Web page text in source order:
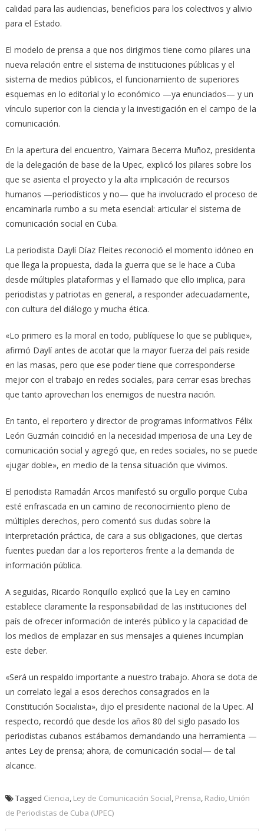
calidad para las audiencias, beneficios para los colectivos y alivio
para el Estado.
El modelo de prensa a que nos dirigimos tiene como pilares una
nueva relación entre el sistema de instituciones públicas y el
sistema de medios públicos, el funcionamiento de superiores
esquemas en lo editorial y lo económico —ya enunciados— y un
vínculo superior con la ciencia y la investigación en el campo de la
comunicación.
En la apertura del encuentro, Yaimara Becerra Muñoz, presidenta
de la delegación de base de la Upec, explicó los pilares sobre los
que se asienta el proyecto y la alta implicación de recursos
humanos —periodísticos y no— que ha involucrado el proceso de
encaminarla rumbo a su meta esencial: articular el sistema de
comunicación social en Cuba.
La periodista Daylí Díaz Fleites reconoció el momento idóneo en
que llega la propuesta, dada la guerra que se le hace a Cuba
desde múltiples plataformas y el llamado que ello implica, para
periodistas y patriotas en general, a responder adecuadamente,
con cultura del diálogo y mucha ética.
«Lo primero es la moral en todo, publíquese lo que se publique»,
afirmó Daylí antes de acotar que la mayor fuerza del país reside
en las masas, pero que ese poder tiene que corresponderse
mejor con el trabajo en redes sociales, para cerrar esas brechas
que tanto aprovechan los enemigos de nuestra nación.
En tanto, el reportero y director de programas informativos Félix
León Guzmán coincidió en la necesidad imperiosa de una Ley de
comunicación social y agregó que, en redes sociales, no se puede
«jugar doble», en medio de la tensa situación que vivimos.
El periodista Ramadán Arcos manifestó su orgullo porque Cuba
esté enfrascada en un camino de reconocimiento pleno de
múltiples derechos, pero comentó sus dudas sobre la
interpretación práctica, de cara a sus obligaciones, que ciertas
fuentes puedan dar a los reporteros frente a la demanda de
información pública.
A seguidas, Ricardo Ronquillo explicó que la Ley en camino
establece claramente la responsabilidad de las instituciones del
país de ofrecer información de interés público y la capacidad de
los medios de emplazar en sus mensajes a quienes incumplan
este deber.
«Será un respaldo importante a nuestro trabajo. Ahora se dota de
un correlato legal a esos derechos consagrados en la
Constitución Socialista», dijo el presidente nacional de la Upec. Al
respecto, recordó que desde los años 80 del siglo pasado los
periodistas cubanos estábamos demandando una herramienta —
antes Ley de prensa; ahora, de comunicación social— de tal
alcance.
Tagged Ciencia Ley de Comunicación Social Prensa Radio Unión
de Periodistas de Cuba (UPEC)